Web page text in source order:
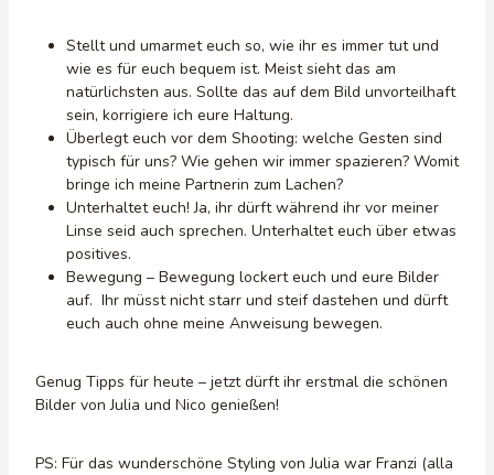
Stellt und umarmet euch so, wie ihr es immer tut und
wie es für euch bequem ist. Meist sieht das am
natürlichsten aus. Sollte das auf dem Bild unvorteilhaft
sein, korrigiere ich eure Haltung.
Überlegt euch vor dem Shooting: welche Gesten sind
typisch für uns? Wie gehen wir immer spazieren? Womit
bringe ich meine Partnerin zum Lachen?
Unterhaltet euch! Ja, ihr dürft während ihr vor meiner
Linse seid auch sprechen. Unterhaltet euch über etwas
positives.
Bewegung – Bewegung lockert euch und eure Bilder
auf. Ihr müsst nicht starr und steif dastehen und dürft
euch auch ohne meine Anweisung bewegen.
Genug Tipps für heute – jetzt dürft ihr erstmal die schönen
Bilder von Julia und Nico genießen!
PS: Für das wunderschöne Styling von Julia war Franzi (alla